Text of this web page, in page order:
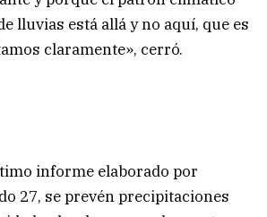
lluvias está allá y no aquí, que es
claramente», cerró.
informe elaborado por
27, se prevén precipitaciones